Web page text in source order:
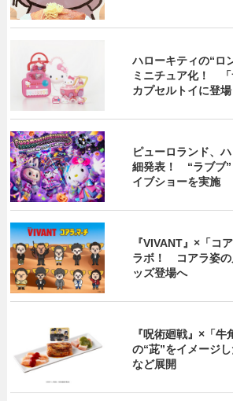
ハローキティの“ロ
ミニチュア化！ 「
カプセルトイに登場
ピューロランド、
細発表！ “ラブブ”
イブショーを実施
『VIVANT』×「コ
ラボ！ コアラ姿の
ッズ登場へ
『呪術廻戦』×「
の“茈”をイメージ
など展開